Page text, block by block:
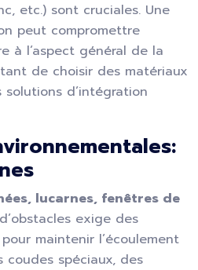
etc.) sont cruciales. Une
peut compromettre
à l’aspect général de la
de choisir des matériaux
d’intégration
lucarnes, fenêtres de
exige des
maintenir l’écoulement
coudes spéciaux, des